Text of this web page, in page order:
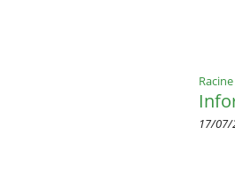
Racine
17/07/